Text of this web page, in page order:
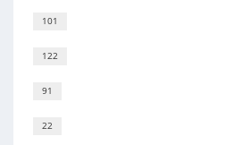
101
122
91
22